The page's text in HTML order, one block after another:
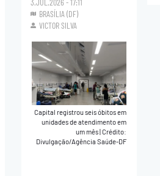
3.JUL.2026 - 17:11
BRASÍLIA (DF)
VICTOR SILVA
Capital registrou seis óbitos em
unidades de atendimento em
um mês|Crédito:
Divulgação/Agência Saúde-DF